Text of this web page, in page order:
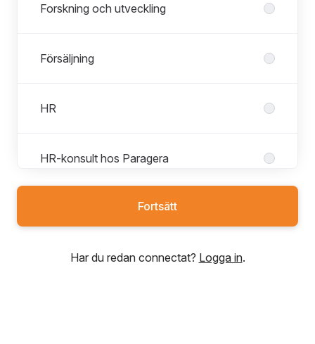
Forskning och utveckling
Försäljning
HR
HR-konsult hos Paragera
Fortsätt
Har du redan connectat? Logga in.